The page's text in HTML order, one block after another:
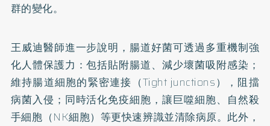
群的變化。
王威迪醫師進一步說明，腸道好菌可透過多重機制強
化人體保護力：包括貼附腸道、減少壞菌吸附感染；
維持腸道細胞的緊密連接（Tight junctions），阻擋
病菌入侵；同時活化免疫細胞，讓巨噬細胞、自然殺
手細胞（NK細胞）等更快速辨識並清除病原。此外，